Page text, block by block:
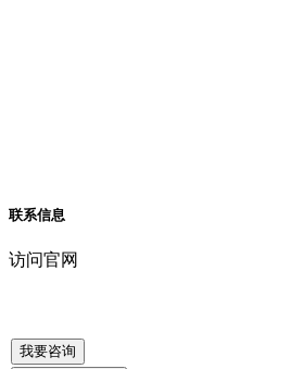
联系信息
访问官网
我要咨询